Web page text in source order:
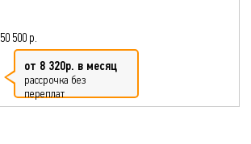
50 500 р.
от 8 320р. в месяц
рассрочка без
переплат